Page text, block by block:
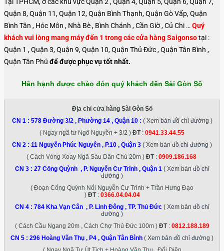
Tại TPHCM, ở các khu vực Quận 2 , Quận 4, Quận 5, Quận 6, Quận 7,
Quận 8, Quận 11, Quận 12, Quận Bình Thạnh, Quận Gò Vấp, Quận
Bình Tân , Hóc Môn , Nhà Bè , Bình Chánh , Cần Giờ , Củ Chi …Quý
khách vui lòng mang máy đến 1 trong các cửa hàng Saigonsotại :
Quận 1 , Quận 3, Quận 9, Quận 10, Quận Thủ Đức , Quận Tân Bình ,
Quận Tân Phú để được phục vụ tốt nhất.
Hân hạnh được chào đón quý khách đến Sài Gòn Số
Địa chỉ cửa hàng Sài Gòn Số
CN 1 : 578 Đường 3/2 , Phường 14 , Quận 10: ( Xem bản đồ chỉ đường )
( Ngay ngã tư Ngô Nguyền + 3/2 ) ĐT: 0941.33.44.55
CN 2 : 11 Nguyễn Phúc Nguyên , P.10 , Quận 3 ( Xem bản đồ chỉ đường )
( Cách Vòng Xoay Ngã Sáu Dân Chủ 20m ) ĐT: 0909.186.168
CN 3 : 27 Cống Quỳnh , P. Nguyễn Cư Trinh , Quận 1 ( Xem bản đồ chỉ
đường )
( Đoạn Cống Quỳnh Nối Nguyễn Cư Trinh + Trần Hưng Đạo
) ĐT: 0366.04.04.04
CN 4 : 784 Kha Vạn Cân , P. Linh Đông , TP. Thủ Đức( Xem bản đồ chỉ
đường )
( Cách Cầu Ngang 20m , Cách Chợ Thủ Đức 100m ) ĐT: 0812.188.189
CN 5 : 296 Hoàng Văn Thụ , P4 , Quận Tân Bình ( Xem bản đồ chỉ đường )